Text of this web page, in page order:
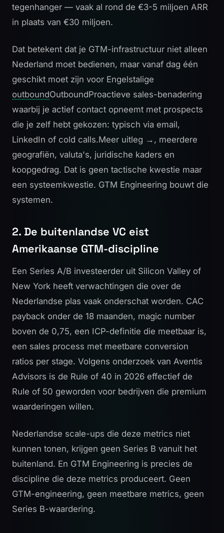
tegenhanger — vaak al rond de €3-5 miljoen ARR
in plaats van €30 miljoen.
Dat betekent dat je GTM-infrastructuur niet alleen
Nederland moet bedienen, maar vanaf dag één
geschikt moet zijn voor Engelstalige
outboundOutboundProactieve sales-benadering
waarbij je actief contact opneemt met prospects
die je zelf hebt gekozen: typisch via email,
LinkedIn of cold calls.Meer uitleg → , meerdere
geografiën, valuta's, juridische kaders en
koopgedrag. Dat is geen tactische kwestie maar
een systeemkwestie. GTM Engineering bouwt die
systemen.
2. De buitenlandse VC eist
Amerikaanse GTM-discipline
Een Series A/B investeerder uit Silicon Valley of
New York heeft verwachtingen die over de
Nederlandse plas vaak onderschat worden. CAC
payback onder de 18 maanden, magic number
boven de 0,75, een ICP-definitie die meetbaar is,
een sales process met meetbare conversion
ratios per stage. Volgens onderzoek van Aventis
Advisors is de Rule of 40 in 2026 effectief de
Rule of 50 geworden voor bedrijven die premium
waarderingen willen.
Nederlandse scale-ups die deze metrics niet
kunnen tonen, krijgen geen Series B vanuit het
buitenland. En GTM Engineering is precies de
discipline die deze metrics produceert. Geen
GTM-engineering, geen meetbare metrics, geen
Series B-waardering.